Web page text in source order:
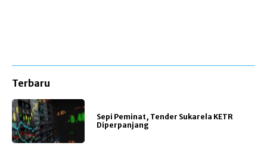
Terbaru
Sepi Peminat, Tender Sukarela KETR
Diperpanjang